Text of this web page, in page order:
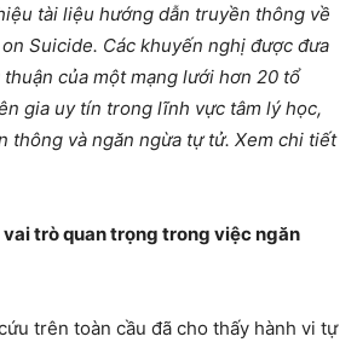
tài liệu hướng dẫn truyền thông về
Suicide. Các khuyến nghị được đưa
của một mạng lưới hơn 20 tổ
gia uy tín trong lĩnh vực tâm lý học,
thông và ngăn ngừa tự tử. Xem chi tiết
trò quan trọng trong việc ngăn
trên toàn cầu đã cho thấy hành vi tự